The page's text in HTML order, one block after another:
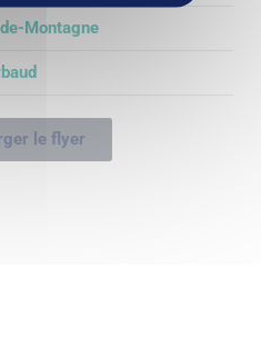
Montagne
le flyer